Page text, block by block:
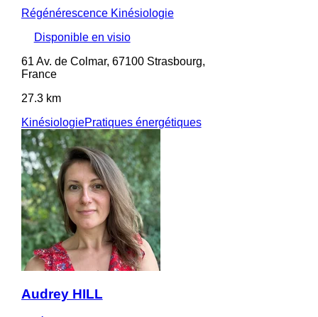
Régénérescence Kinésiologie
Disponible en visio
61 Av. de Colmar, 67100 Strasbourg,
France
27.3 km
KinésiologiePratiques énergétiques
Audrey HILL